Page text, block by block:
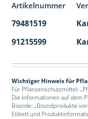
Artikelnummer
79481519
91215599
Wichtiger Hinweis für
Für Pflanzenschutzmittel:
Die Informationen auf dem
Biozide: „Biozidprodukte
Etikett und